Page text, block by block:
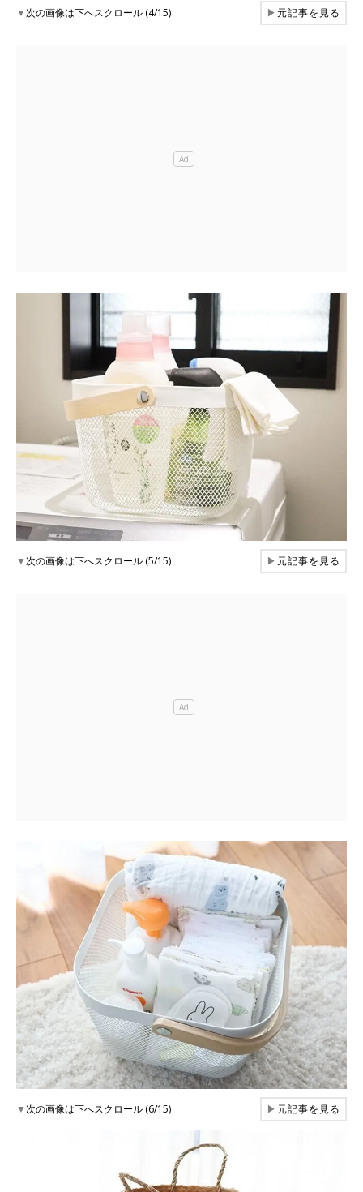
▼次の画像は下へスクロール (4/15) ▶元記事を見る
▼次の画像は下へスクロール (5/15) ▶元記事を見る
▼次の画像は下へスクロール (6/15) ▶元記事を見る